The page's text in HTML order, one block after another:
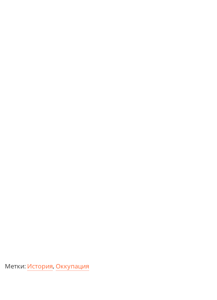
Метки: История,Оккупация